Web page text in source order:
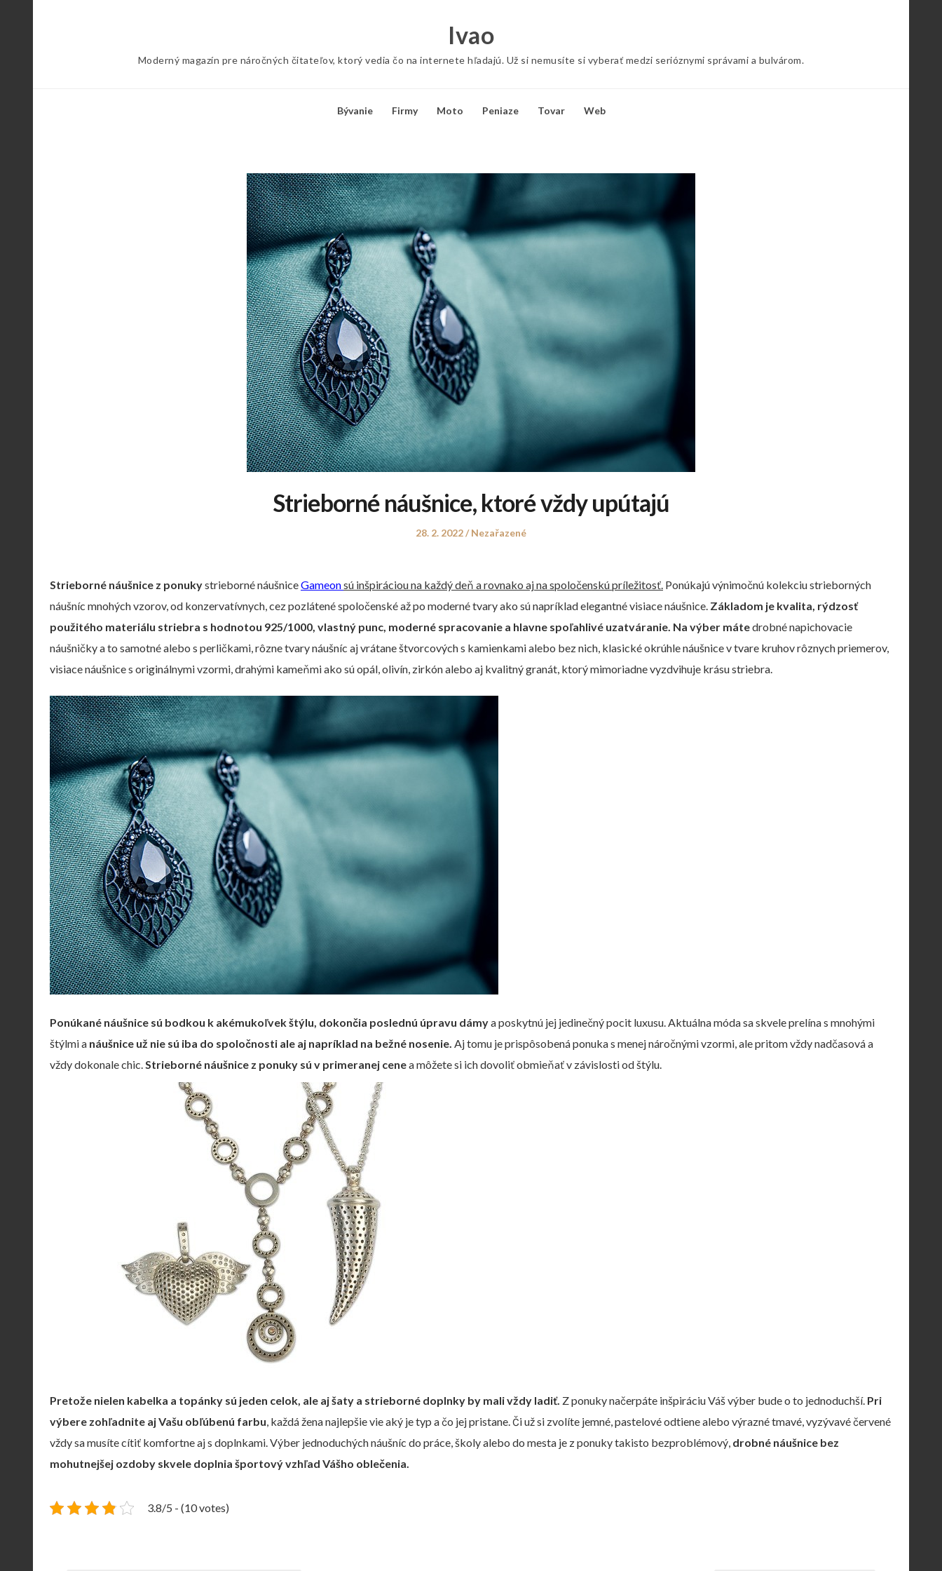
Ivao
Moderný magazín pre náročných čitateľov, ktorý vedia čo na internete hľadajú. Už si nemusíte si vyberať medzi serióznymi správami a bulvárom.
Bývanie Firmy Moto Peniaze Tovar Web
Strieborné náušnice, ktoré vždy upútajú
Posted
28. 2. 2022
Posted
Nezařazené
Strieborné náušnice z ponukystrieborné náušniceGameonsú inšpiráciou na každý deň a rovnako aj na spoločenskú príležitosť. Ponúkajú výnimočnú kolekciu strieborných
náušníc mnohých vzorov, od konzervatívnych, cez pozlátené spoločenské až po moderné tvary ako sú napríklad elegantné visiace náušnice. Základom je kvalita, rýdzosť
použitého materiálu striebra s hodnotou 925/1000, vlastný punc, moderné spracovanie a hlavne spoľahlivé uzatváranie. Na výber mátedrobné napichovacie
náušničky a to samotné alebo s perličkami, rôzne tvary náušníc aj vrátane štvorcových s kamienkami alebo bez nich, klasické okrúhle náušnice v tvare kruhov rôznych priemerov,
visiace náušnice s originálnymi vzormi, drahými kameňmi ako sú opál, olivín, zirkón alebo aj kvalitný granát, ktorý mimoriadne vyzdvihuje krásu striebra.
Ponúkané náušnice sú bodkou k akémukoľvek štýlu, dokončia poslednú úpravu dámya poskytnú jej jedinečný pocit luxusu.Aktuálna móda sa skvele prelína s mnohými
štýlmi a náušnice už nie sú iba do spoločnosti ale aj napríklad na bežné nosenie. Aj tomu je prispôsobená ponuka s menej náročnými vzormi, ale pritom vždy nadčasová a
vždy dokonale chic.Strieborné náušnice z ponuky sú v primeranej cenea môžete si ich dovoliť obmieňať v závislosti od štýlu.
Pretože nielen kabelka a topánky sú jeden celok, ale aj šaty a strieborné doplnky by mali vždy ladiť. Z ponuky načerpáte inšpiráciu Váš výber bude o to jednoduchší. Pri
výbere zohľadnite aj Vašu obľúbenú farbu, každá žena najlepšie vie aký je typ a čo jej pristane. Či už si zvolíte jemné, pastelové odtiene alebo výrazné tmavé, vyzývavé červené
vždy sa musíte cítiť komfortne aj s doplnkami.Výber jednoduchých náušníc do práce, školy alebo do mesta je z ponuky takisto bezproblémový, drobné náušnice bez
mohutnejšej ozdoby skvele doplnia športový vzhľad Vášho oblečenia.
3.8/5 - (10 votes)